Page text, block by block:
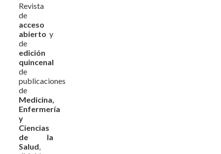
Revista
de
acceso
abierto y
de
edición
quincenal
de
publicaciones
de
Medicina,
Enfermería
y
Ciencias
de la
Salud